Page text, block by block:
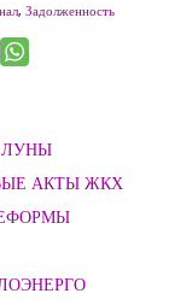
, Задолженность
ЛУНЫ
АКТЫ ЖКХ